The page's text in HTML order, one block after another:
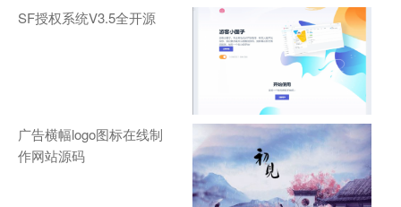
SF授权系统V3.5全开源
广告横幅logo图标在线制
作网站源码